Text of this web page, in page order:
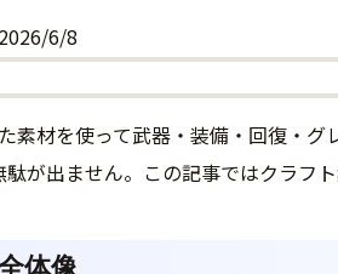
2026/6/8
素材を使って武器・装備・回復・グ
が出ません。この記事ではクラフ